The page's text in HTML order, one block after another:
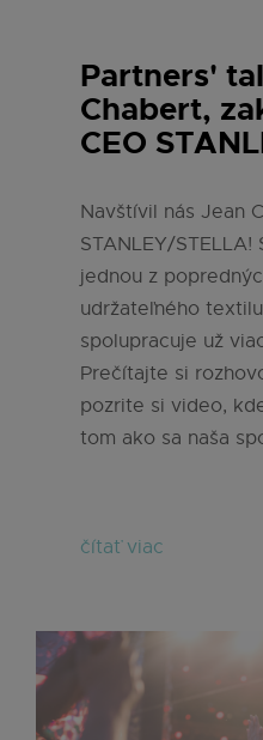
Partners'
Chabert,
CEO
Navštívil nás Jean
STANLEY/STELLA!
jednou z
udržateľného
spolupracuje už
Prečítajte si
pozrite si video,
tom ako sa naša
čítať viac